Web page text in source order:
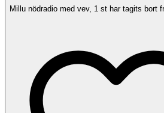
Millu nödradio med vev, 1 st har tagits bort